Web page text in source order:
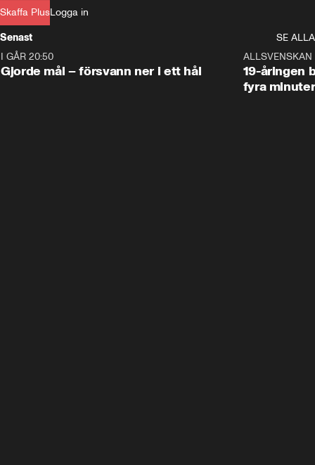
Skaffa PlusLogga in
från 18.45 med Daniel "Disco" Kristoffersson och Malin
Wahlberg. Kommentator: Makoto Asahara. Avspark
19.00.
Senast
SE ALLA
I GÅR 20:50
Gjorde mål – försvann ner i ett hål
ALLSVENSKAN
19-åringen
fyra minuter